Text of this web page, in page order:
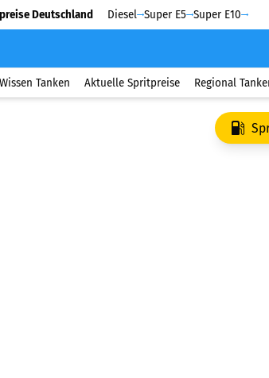
Deutschland Diesel Super E5 Super E10
Wissen Tanken Aktuelle Spritpreise Regional